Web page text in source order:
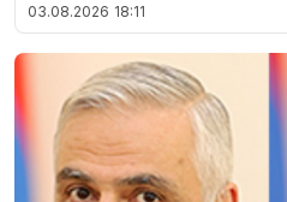
03.08.2026 18:11